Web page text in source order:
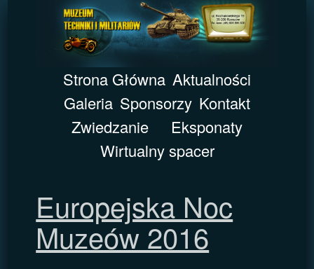
Strona Główna Aktualności
Galeria Sponsorzy Kontakt
Zwiedzanie
Eksponaty
Wirtualny spacer
Europejska Noc
Muzeów 2016